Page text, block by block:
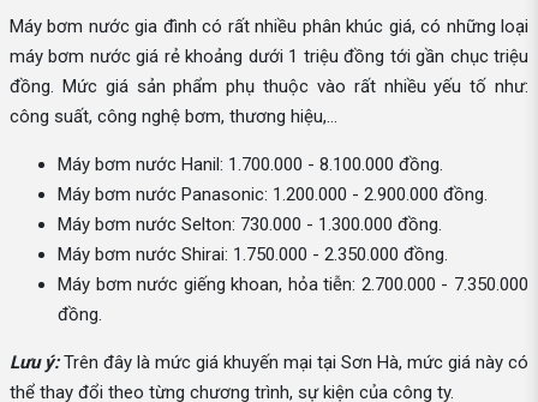
Máy bơm nước gia đình có rất nhiều phân khúc giá, có những loại
máy bơm nước giá rẻ khoảng dưới 1 triệu đồng tới gần chục triệu
đồng. Mức giá sản phẩm phụ thuộc vào rất nhiều yếu tố như:
công suất, công nghệ bơm, thương hiệu,...
Máy bơm nước Hanil: 1.700.000 - 8.100.000 đồng.
Máy bơm nước Panasonic: 1.200.000 - 2.900.000 đồng.
Máy bơm nước Selton: 730.000 - 1.300.000 đồng.
Máy bơm nước Shirai: 1.750.000 - 2.350.000 đồng.
Máy bơm nước giếng khoan, hỏa tiễn: 2.700.000 - 7.350.000
đồng.
Lưu ý:Trên đây là mức giá khuyến mại tại Sơn Hà, mức giá này có
thể thay đổi theo từng chương trình, sự kiện của công ty.